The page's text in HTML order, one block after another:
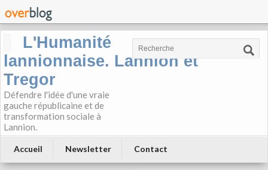
L'Humanité
lannionnaise. Lannion et
Tregor
Défendre l'idée d'une vraie
gauche républicaine et de
transformation sociale à
Lannion.
Accueil Newsletter Contact